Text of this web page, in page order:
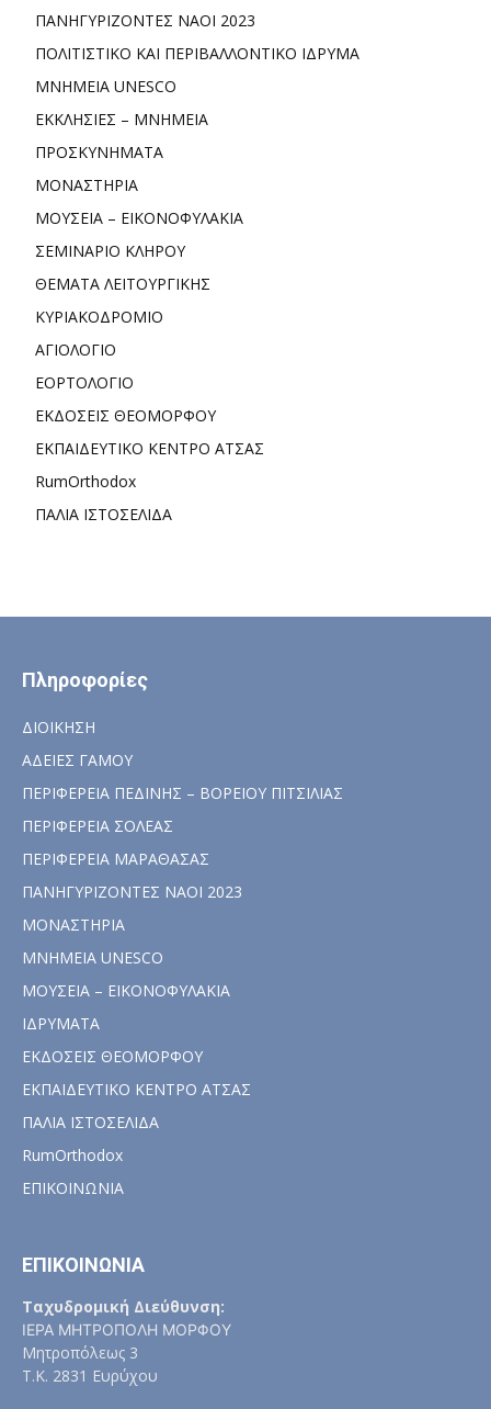
ΠΑΝΗΓΥΡΙΖΟΝΤΕΣ ΝΑΟΙ 2023
ΠΟΛΙΤΙΣΤΙΚΟ ΚΑΙ ΠΕΡΙΒΑΛΛΟΝΤΙΚΟ ΙΔΡΥΜΑ
ΜΝΗΜΕΙΑ UNESCO
ΕΚΚΛΗΣΙΕΣ – ΜΝΗΜΕΙΑ
ΠΡΟΣΚΥΝΗΜΑΤΑ
ΜΟΝΑΣΤΗΡΙΑ
ΜΟΥΣΕΙΑ – ΕΙΚΟΝΟΦΥΛΑΚΙΑ
ΣΕΜΙΝΑΡΙΟ ΚΛΗΡΟΥ
ΘΕΜΑΤΑ ΛΕΙΤΟΥΡΓΙΚΗΣ
ΚΥΡΙΑΚΟΔΡΟΜΙΟ
ΑΓΙΟΛΟΓΙΟ
ΕΟΡΤΟΛΟΓΙΟ
ΕΚΔΟΣΕΙΣ ΘΕΟΜΟΡΦΟΥ
ΕΚΠΑΙΔΕΥΤΙΚΟ ΚΕΝΤΡΟ ΑΤΣΑΣ
RumOrthodox
ΠΑΛΙΑ ΙΣΤΟΣΕΛΙΔΑ
Πληροφορίες
ΔΙΟΙΚΗΣΗ
ΑΔΕΙΕΣ ΓΑΜΟΥ
ΠΕΡΙΦΕΡΕΙΑ ΠΕΔΙΝΗΣ – ΒΟΡΕΙΟΥ ΠΙΤΣΙΛΙΑΣ
ΠΕΡΙΦΕΡΕΙΑ ΣΟΛΕΑΣ
ΠΕΡΙΦΕΡΕΙΑ ΜΑΡΑΘΑΣΑΣ
ΠΑΝΗΓΥΡΙΖΟΝΤΕΣ ΝΑΟΙ 2023
ΜΟΝΑΣΤΗΡΙΑ
ΜΝΗΜΕΙΑ UNESCO
ΜΟΥΣΕΙΑ – ΕΙΚΟΝΟΦΥΛΑΚΙΑ
ΙΔΡΥΜΑΤΑ
ΕΚΔΟΣΕΙΣ ΘΕΟΜΟΡΦΟΥ
ΕΚΠΑΙΔΕΥΤΙΚΟ ΚΕΝΤΡΟ ΑΤΣΑΣ
ΠΑΛΙΑ ΙΣΤΟΣΕΛΙΔΑ
RumOrthodox
ΕΠΙΚΟΙΝΩΝΙΑ
ΕΠΙΚΟΙΝΩΝΙΑ
Ταχυδρομική Διεύθυνση:
ΙΕΡΑ ΜΗΤΡΟΠΟΛΗ ΜΟΡΦΟΥ
Μητροπόλεως 3
Τ.Κ. 2831 Ευρύχου